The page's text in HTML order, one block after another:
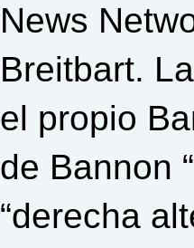
News
Breitbart.
el propio
de Bannon
“derecha